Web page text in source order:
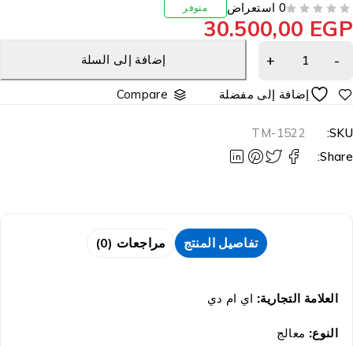
0 استعراض متوفر
30.500,00
إضافة إلى السلة
Compare
TM-1522
تفاصيل المنتج مراجعات (0)
العلامة التجارية: اي ام دي
النوع:معالج